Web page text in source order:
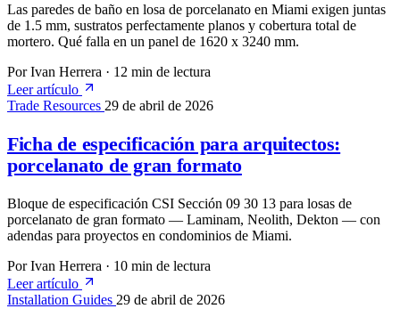
Las paredes de baño en losa de porcelanato en Miami exigen juntas
de 1.5 mm, sustratos perfectamente planos y cobertura total de
mortero. Qué falla en un panel de 1620 x 3240 mm.
Por Ivan Herrera · 12 min de lectura
Leer artículo
Trade Resources 29 de abril de 2026
Ficha de especificación para arquitectos:
porcelanato de gran formato
Bloque de especificación CSI Sección 09 30 13 para losas de
porcelanato de gran formato — Laminam, Neolith, Dekton — con
adendas para proyectos en condominios de Miami.
Por Ivan Herrera · 10 min de lectura
Leer artículo
Installation Guides 29 de abril de 2026